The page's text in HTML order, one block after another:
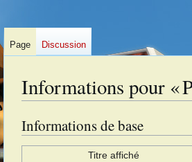
Informations pour «
Aller
à
Aller
à
Informations de base
Titre affiché
Page Discussion